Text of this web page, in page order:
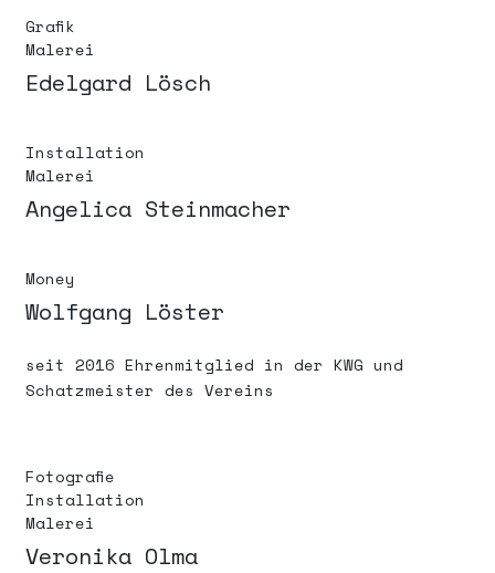
DATENSCHUTZERKLÄRUNG
IMPRESSUM
DANKE SEHR!
Grafik
Malerei
Edelgard Lösch
Installation
Malerei
Angelica Steinmacher
Money
Wolfgang Löster
seit 2016 Ehrenmitglied in der KWG und
Schatzmeister des Vereins
Fotografie
Installation
Malerei
Veronika Olma